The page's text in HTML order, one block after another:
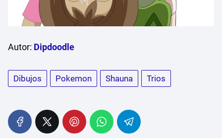
Autor: Dipdoodle
Dibujos Pokemon Shauna Trios